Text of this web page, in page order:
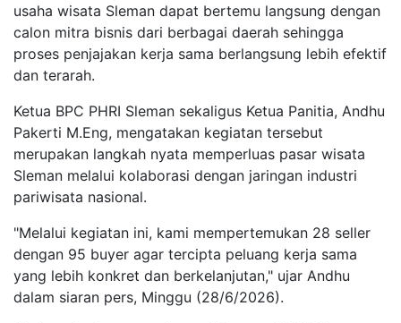
usaha wisata Sleman dapat bertemu langsung dengan
calon mitra bisnis dari berbagai daerah sehingga
proses penjajakan kerja sama berlangsung lebih efektif
dan terarah.
Ketua BPC PHRI Sleman sekaligus Ketua Panitia, Andhu
Pakerti M.Eng, mengatakan kegiatan tersebut
merupakan langkah nyata memperluas pasar wisata
Sleman melalui kolaborasi dengan jaringan industri
pariwisata nasional.
"Melalui kegiatan ini, kami mempertemukan 28 seller
dengan 95 buyer agar tercipta peluang kerja sama
yang lebih konkret dan berkelanjutan," ujar Andhu
dalam siaran pers, Minggu (28/6/2026).